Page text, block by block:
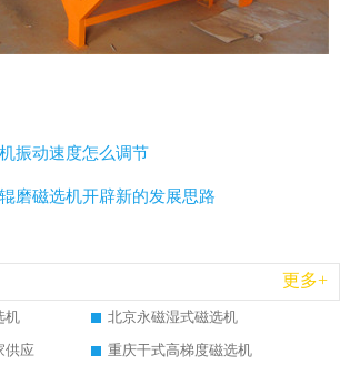
振动速度怎么调节
磨磁选机开辟新的发展思路
更多+
机
北京永磁湿式磁选机
供应
重庆干式高梯度磁选机